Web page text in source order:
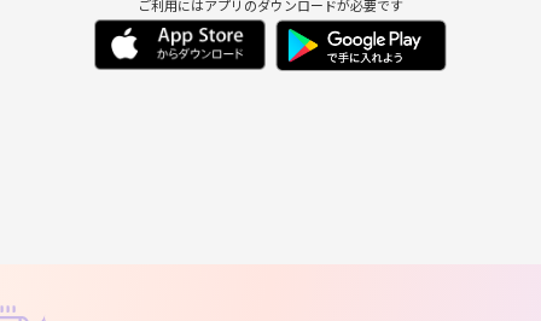
申し訳ございません。。 また、イベント
やサークルの主催をされている方も参加
者の引き抜き防止のためお断りしており
葉を強くするなら排除も徹底させていた
だきます。 誹謗中傷・政治・宗教・社会
情勢などのネタは基本的には禁止とさせ
ていただいてます。 コンプライアンスを
ご利用にはアプリのダウンロードが必要です